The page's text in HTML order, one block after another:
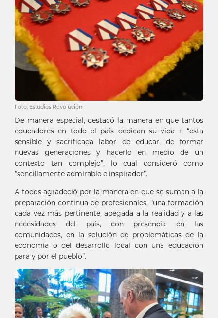
Foto: Estudios Revolución
De manera especial, destacó la manera en que tantos
educadores en todo el país dedican su vida a “esta
sensible y sacrificada labor de educar, de formar
nuevas generaciones y hacerlo en medio de un
contexto tan complejo”, lo cual consideró como
“sencillamente admirable e inspirador”.
A todos agradeció por la manera en que se suman a la
preparación continua de profesionales, “una formación
cada vez más pertinente, apegada a la realidad y a las
necesidades del país, con presencia en las
comunidades, en la solución de problemáticas de la
economía o del desarrollo local con una educación
para y por el pueblo”.